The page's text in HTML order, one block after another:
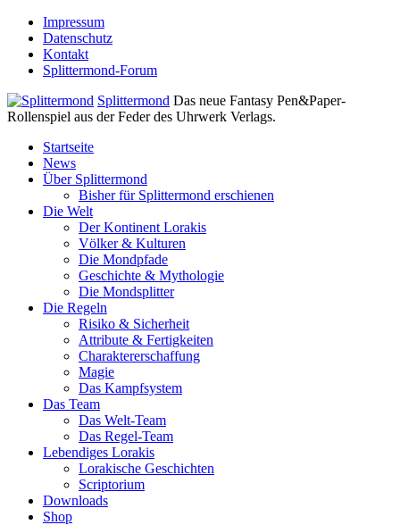
Impressum
Datenschutz
Kontakt
Splittermond-Forum
Splittermond Das neue Fantasy Pen&Paper-
Rollenspiel aus der Feder des Uhrwerk Verlags.
Startseite
News
Über Splittermond
Bisher für Splittermond erschienen
Die Welt
Der Kontinent Lorakis
Völker & Kulturen
Die Mondpfade
Geschichte & Mythologie
Die Mondsplitter
Die Regeln
Risiko & Sicherheit
Attribute & Fertigkeiten
Charaktererschaffung
Magie
Das Kampfsystem
Das Team
Das Welt-Team
Das Regel-Team
Lebendiges Lorakis
Lorakische Geschichten
Scriptorium
Downloads
Shop